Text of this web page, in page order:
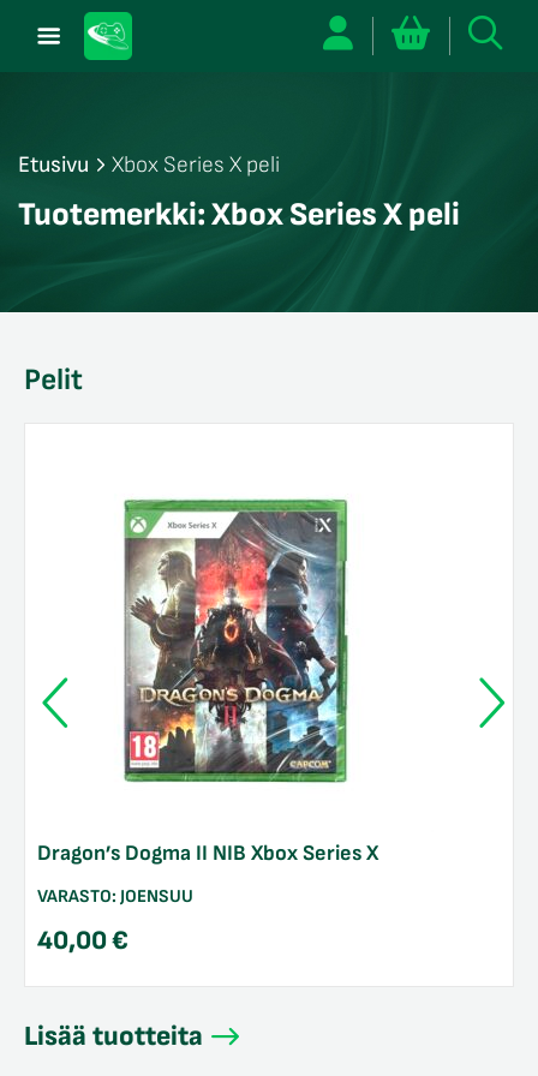
Etusivu Xbox Series X peli
Tuotemerkki:Xbox Series X peli
Pelit
Dragon’s Dogma II NIB Xbox Series X
VARASTO: JOENSUU
40,00€
Lisää tuotteita
sulje